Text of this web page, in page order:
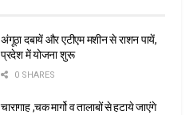
अंगूठा दबायें और एटीएम मशीन से राशन पायें,
प्रदेश में योजना शुरू
0 SHARES
चारागाह ,चक मार्गो व तालाबों से हटाये जाएंगे